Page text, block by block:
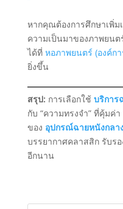
หากคุณต้องการศึกษาเพิ่ม
ความเป็นมาของภาพยน
ได้ที่ หอภาพยนตร์ (องค์ก
ยิ่งขึ้น
สรุป: การเลือกใช้ บริการ
กับ “ความทรงจำ” ที่คุ้มค่
ของ อุปกรณ์ฉายหนังกลา
บรรยากาศคลาสสิก รับร
อีกนาน